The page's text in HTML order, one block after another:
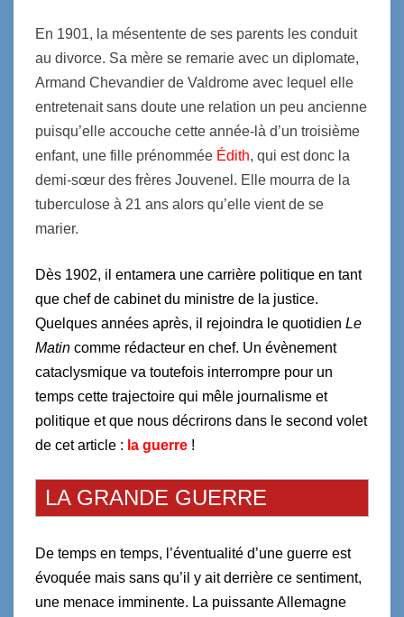
En 1901, la mésentente de ses parents les conduit
au divorce. Sa mère se remarie avec un diplomate,
Armand Chevandier de Valdrome avec lequel elle
entretenait sans doute une relation un peu ancienne
puisqu’elle accouche cette année-là d’un troisième
enfant, une fille prénommée Édith, qui est donc la
demi-sœur des frères Jouvenel. Elle mourra de la
tuberculose à 21 ans alors qu’elle vient de se
marier.
Dès 1902, il entamera une carrière politique en tant
que chef de cabinet du ministre de la justice.
Quelques années après, il rejoindra le quotidien Le
Matin comme rédacteur en chef. Un évènement
cataclysmique va toutefois interrompre pour un
temps cette trajectoire qui mêle journalisme et
politique et que nous décrirons dans le second volet
de cet article : la guerre !
LA GRANDE GUERRE
De temps en temps, l’éventualité d’une guerre est
évoquée mais sans qu’il y ait derrière ce sentiment,
une menace imminente. La puissante Allemagne